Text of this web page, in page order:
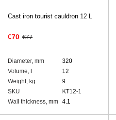
Cast iron tourist cauldron 12 L
€70 €77
Diameter, mm
320
Volume, l
12
Weight, kg
9
SKU
KT12-1
Wall thickness, mm 4.1